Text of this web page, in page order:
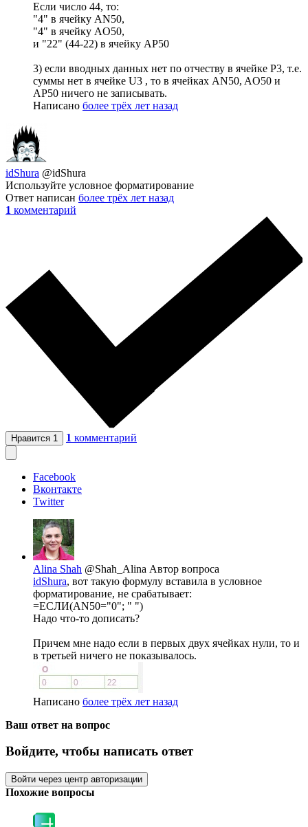
Если число 44, то:
"4" в ячейку AN50,
"4" в ячейку AO50,
и "22" (44-22) в ячейку AР50
3) если вводных данных нет по отчеству в ячейке P3, т.е.
суммы нет в ячейке U3 , то в ячейках AN50, AO50 и
AР50 ничего не записывать.
Написано более трёх лет назад
idShura @idShura
Используйте условное форматирование
Ответ написан более трёх лет назад
1 комментарий
Нравится 1 1 комментарий
Facebook
Вконтакте
Twitter
Alina Shah @Shah_Alina Автор вопроса
idShura, вот такую формулу вставила в условное
форматирование, не срабатывает:
=ЕСЛИ(AN50="0"; " ")
Надо что-то дописать?
Причем мне надо если в первых двух ячейках нули, то и
в третьей ничего не показывалось.
Написано более трёх лет назад
Ваш ответ на вопрос
Войдите, чтобы написать ответ
Войти через центр авторизации
Похожие вопросы